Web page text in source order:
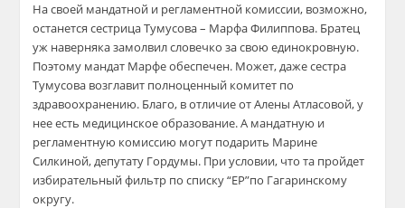
На своей мандатной и регламентной комиссии, возможно,
останется сестрица Тумусова – Марфа Филиппова. Братец
уж наверняка замолвил словечко за свою единокровную.
Поэтому мандат Марфе обеспечен. Может, даже сестра
Тумусова возглавит полноценный комитет по
здравоохранению. Благо, в отличие от Алены Атласовой, у
нее есть медицинское образование. А мандатную и
регламентную комиссию могут подарить Марине
Силкиной, депутату Гордумы. При условии, что та пройдет
избирательный фильтр по списку “ЕР”по Гагаринскому
округу.